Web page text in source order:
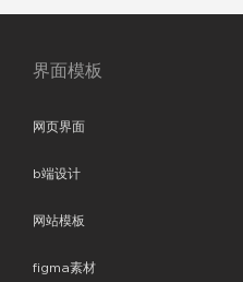
界面模板
网页界面
b端设计
网站模板
figma素材